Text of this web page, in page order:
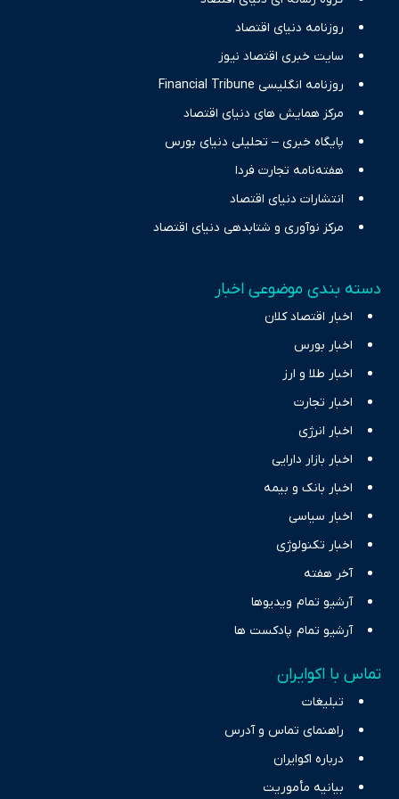
حرفه‌ای و روزآمد پوشش می‌دهیم.
روزنامه دنیای اقتصاد
سایت خبری اقتصاد نیوز
روزنامه انگلیسی Financial Tribune
مرکز همایش های دنیای اقتصاد
پایگاه خبری – تحلیلی دنیای بورس
هفته‌نامه تجارت فردا
انتشارات دنیای اقتصاد
مرکز نوآوری و شتابدهی دنیای اقتصاد
دسته بندی موضوعی اخبار
اخبار اقتصاد کلان
اخبار بورس
اخبار طلا و ارز
اخبار تجارت
اخبار انرژی
اخبار بازار دارایی
اخبار بانک و بیمه
اخبار سیاسی
اخبار تکنولوژی
آخر هفته
آرشیو تمام ویدیوها
آرشیو تمام پادکست ها
تماس با اکوایران
تبلیغات
راهنمای تماس و آدرس
درباره اکوایران
بیانیه مأموریت